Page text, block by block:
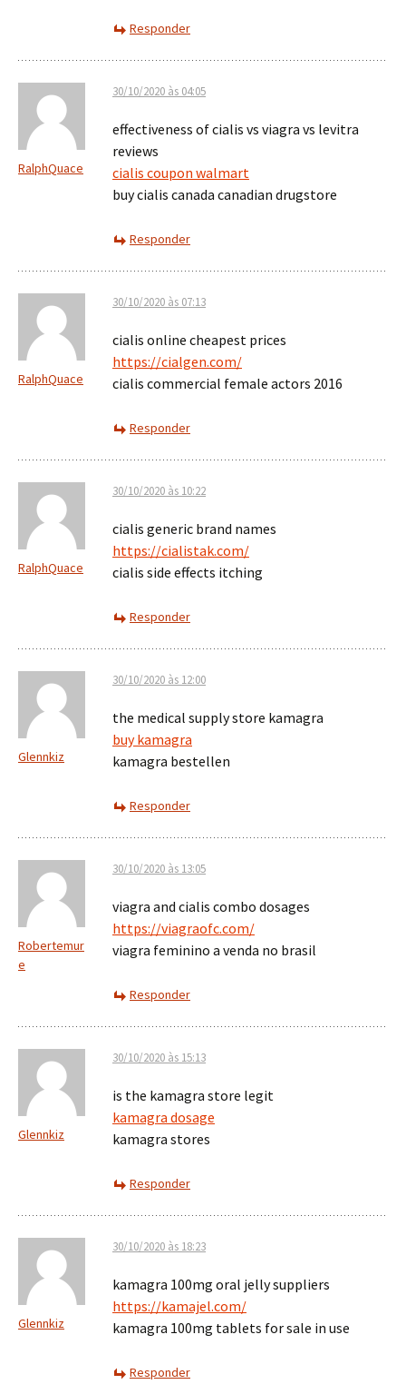
Responder
RalphQuace
30/10/2020 às 04:05
effectiveness of cialis vs viagra vs levitra
reviews
cialis coupon walmart
buy cialis canada canadian drugstore
Responder
RalphQuace
30/10/2020 às 07:13
cialis online cheapest prices
https://cialgen.com/
cialis commercial female actors 2016
Responder
RalphQuace
30/10/2020 às 10:22
cialis generic brand names
https://cialistak.com/
cialis side effects itching
Responder
Glennkiz
30/10/2020 às 12:00
the medical supply store kamagra
buy kamagra
kamagra bestellen
Responder
Robertemur
e
30/10/2020 às 13:05
viagra and cialis combo dosages
https://viagraofc.com/
viagra feminino a venda no brasil
Responder
Glennkiz
30/10/2020 às 15:13
is the kamagra store legit
kamagra dosage
kamagra stores
Responder
Glennkiz
30/10/2020 às 18:23
kamagra 100mg oral jelly suppliers
https://kamajel.com/
kamagra 100mg tablets for sale in use
Responder